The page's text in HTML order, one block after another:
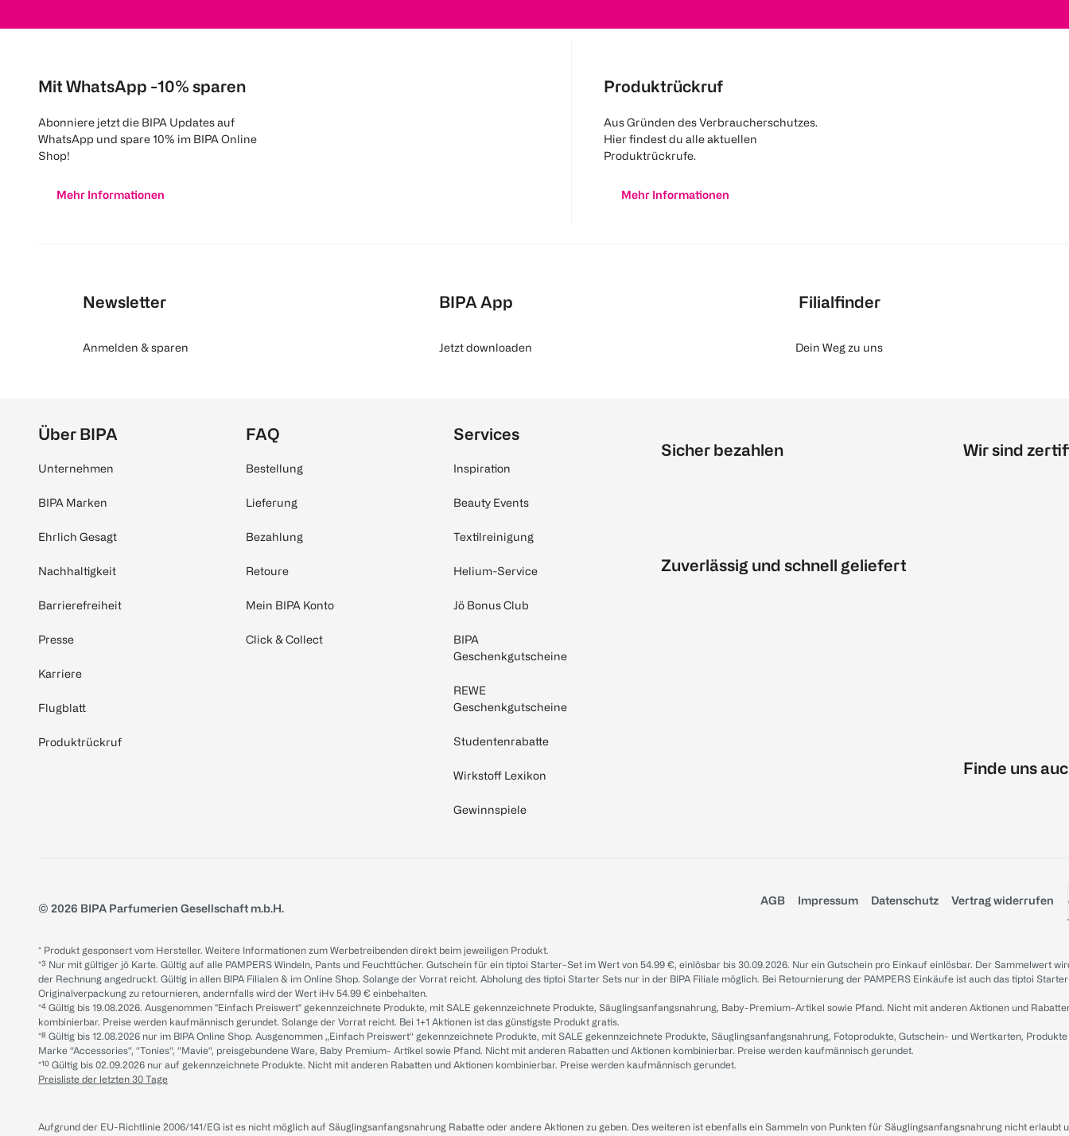
Mit WhatsApp -10% sparen
Abonniere jetzt die BIPA Updates auf
WhatsApp und spare 10% im BIPA Online
Shop!
Mehr Informationen
Produktrückruf
Aus Gründen des Verbraucherschutzes.
Hier findest du alle aktuellen
Produktrückrufe.
Mehr Informationen
Newsletter
Anmelden & sparen
BIPA App
Jetzt downloaden
Filialfinder
Dein Weg zu uns
Über BIPA
Unternehmen
BIPA Marken
Ehrlich Gesagt
Nachhaltigkeit
Barrierefreiheit
Presse
Karriere
Flugblatt
Produktrückruf
FAQ
Bestellung
Lieferung
Bezahlung
Retoure
Mein BIPA Konto
Click & Collect
Services
Inspiration
Beauty Events
Textilreinigung
Helium-Service
Jö Bonus Club
BIPA
Geschenkgutscheine
REWE
Geschenkgutscheine
Studentenrabatte
Wirkstoff Lexikon
Gewinnspiele
Sicher bezahlen
Zuverlässig und schnell geliefert
Wir sind
Finde uns
© 2026 BIPA Parfumerien Gesellschaft m.b.H.
AGB Impressum Datenschutz Vertrag widerrufen
* Produkt gesponsert vom Hersteller. Weitere Informationen zum Werbetreibenden direkt beim jeweiligen Produkt.
*³ Nur mit gültiger jö Karte. Gültig auf alle PAMPERS Windeln, Pants und Feuchttücher. Gutschein für ein tiptoi Starter-Set im Wert von 54.99 €, einlösbar bis 30.09.2026. Nur ein Gutschein pro Einkauf einlösbar. Der Sammelwert
der Rechnung angedruckt. Gültig in allen BIPA Filialen & im Online Shop. Solange der Vorrat reicht. Abholung des tiptoi Starter Sets nur in der BIPA Filiale möglich. Bei Retournierung der PAMPERS Einkäufe ist auch das tiptoi
Originalverpackung zu retournieren, andernfalls wird der Wert iHv 54.99 € einbehalten.
*⁴ Gültig bis 19.08.2026. Ausgenommen "Einfach Preiswert" gekennzeichnete Produkte, mit SALE gekennzeichnete Produkte, Säuglingsanfangsnahrung, Baby-Premium-Artikel sowie Pfand. Nicht mit anderen Aktionen und
kombinierbar. Preise werden kaufmännisch gerundet. Solange der Vorrat reicht. Bei 1+1 Aktionen ist das günstigste Produkt gratis.
*⁸ Gültig bis 12.08.2026 nur im BIPA Online Shop. Ausgenommen „Einfach Preiswert“ gekennzeichnete Produkte, mit SALE gekennzeichnete Produkte, Säuglingsanfangsnahrung, Fotoprodukte, Gutschein- und Wertkarten,
Marke “Accessories“, “Tonies“, “Mavie“, preisgebundene Ware, Baby Premium- Artikel sowie Pfand. Nicht mit anderen Rabatten und Aktionen kombinierbar. Preise werden kaufmännisch gerundet.
*¹⁰ Gültig bis 02.09.2026 nur auf gekennzeichnete Produkte. Nicht mit anderen Rabatten und Aktionen kombinierbar. Preise werden kaufmännisch gerundet.
Preisliste der letzten 30 Tage
Aufgrund der EU-Richtlinie 2006/141/EG ist es nicht möglich auf Säuglingsanfangsnahrung Rabatte oder andere Aktionen zu geben. Des weiteren ist ebenfalls ein Sammeln von Punkten für Säuglingsanfangsnahrung nicht erlaubt